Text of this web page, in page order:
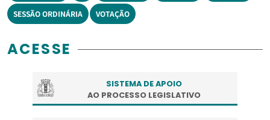
SESSÃO ORDINÁRIA VOTAÇÃO
ACESSE
SISTEMA DE APOIO
AO PROCESSO LEGISLATIVO